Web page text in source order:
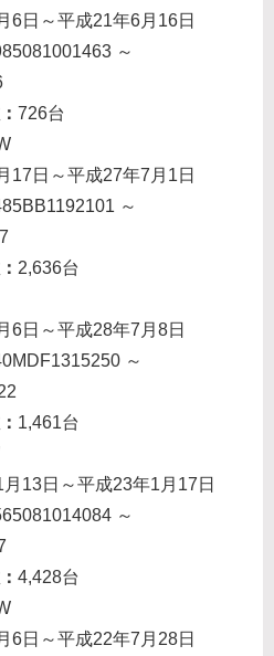
6日～平成21年6月16日
～
726台
17日～平成27年7月1日
～
2,636台
6日～平成28年7月8日
～
1,461台
13日～平成23年1月17日
～
4,428台
6日～平成22年7月28日